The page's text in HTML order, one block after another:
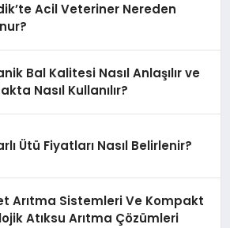
Acil Veteriner Nereden
Bal Kalitesi Nasıl Anlaşılır ve
Nasıl Kullanılır?
Ütü Fiyatları Nasıl Belirlenir?
Arıtma Sistemleri Ve Kompakt
Atıksu Arıtma Çözümleri